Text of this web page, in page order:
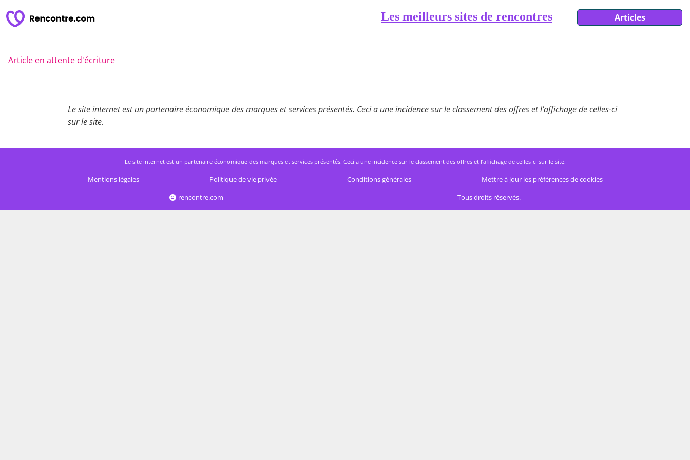
Les meilleurs sites de rencontres Articles
Article en attente d'écriture
Le site internet est un partenaire économique des marques et services présentés. Ceci a une incidence sur le classement des offres et l’affichage de celles-ci
sur le site.
Le site internet est un partenaire économique des marques et services présentés. Ceci a une incidence sur le classement des offres et l’affichage de celles-ci sur le site.
Mentions légales Politique de vie privée Conditions générales
Mettre à jour les préférences de cookies
rencontre.com
Tous droits réservés.